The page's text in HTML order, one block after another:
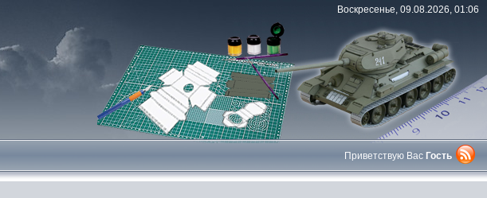
Воскресенье, 09.08.2026, 01:06
Приветствую Вас Гость